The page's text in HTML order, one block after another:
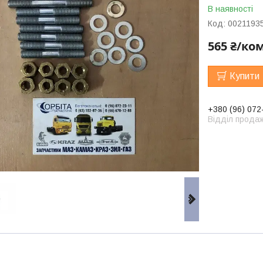
В наявності
Код:
565 ₴/
Купити
+380 (96)
Відділ